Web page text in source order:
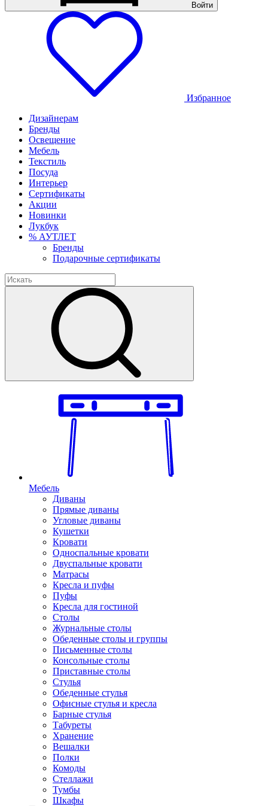
Войти
Избранное
Дизайнерам
Бренды
Освещение
Мебель
Текстиль
Посуда
Интерьер
Сертификаты
Акции
Новинки
Лукбук
% АУТЛЕТ
Бренды
Подарочные сертификаты
Мебель
Диваны
Прямые диваны
Угловые диваны
Кушетки
Кровати
Односпальные кровати
Двуспальные кровати
Матрасы
Кресла и пуфы
Пуфы
Кресла для гостиной
Столы
Журнальные столы
Обеденные столы и группы
Письменные столы
Консольные столы
Приставные столы
Стулья
Обеденные стулья
Офисные стулья и кресла
Барные стулья
Табуреты
Хранение
Вешалки
Полки
Комоды
Стеллажи
Тумбы
Шкафы